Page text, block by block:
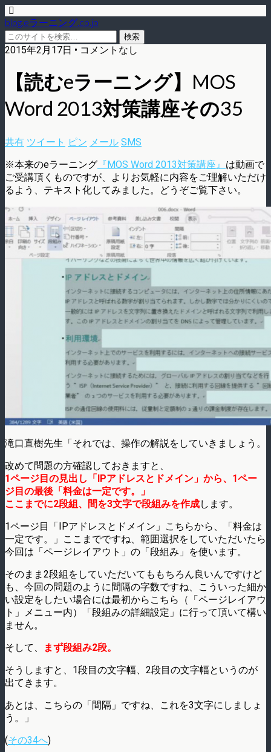
blog.eラーニング.co.jp
2015年2月17日 • コメントなし
【読むeラーニング】MOS
Word 2013対策講座その35
共有 ツイート ピン メール SMS
※本来のeラーニング 『MOS Word 2013対策講座』 は動画で
ご受講頂くものですが、よりお気軽に内容をご理解いただけ
るよう、テキスト化してみました。どうぞご覧下さい。
滝口直樹先生「それでは、操作の解説をしていきましょう。
改めて問題の方確認しておきますと、
1ページ目の見出し「IPアドレスとドメイン」から、1ペー
ジ目の最後「料金は一定です。」
ここまでに2段組、間を3文字で段組みを作成します。
1ページ目「IPアドレスとドメイン」こちらから、「料金は
一定です。」ここまでですね、範囲選択をしていただいたら
今回は「ページレイアウト」の「段組み」を使います。
そのまま2段組をしていただいてももちろん良いんですけど
も、今回の問題のように間隔の字数ですね、こういった細か
い設定をしたい場合には最初からこちら（「ページレイアウ
ト」メニュー内）「段組みの詳細設定」に行って頂いて構い
ません。
そして、
まず段組み2段。
そうしますと、1段目の文字幅、2段目の文字幅というのが
出てきます。
あとは、こちらの「間隔」ですね、これを3文字にしましょ
う。」
(その34へ)